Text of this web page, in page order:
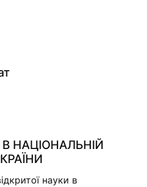
НАЦІОНАЛЬНІЙ
науки в